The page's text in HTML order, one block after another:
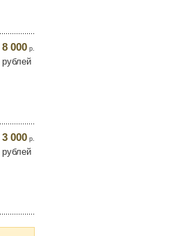
8 000 р.
рублей
3 000 р.
рублей